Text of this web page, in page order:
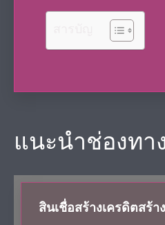
แนะนำช่องทา
สินเชื่อสร้างเครดิตสร้